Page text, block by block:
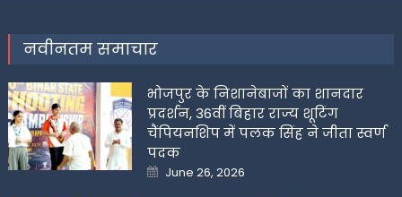
नवीनतम समाचार
भोजपुर के निशानेबाजों का शानदार
प्रदर्शन, 36वीं बिहार राज्य शूटिंग
चैंपियनशिप में पलक सिंह ने जीता स्वर्ण
पदक
Posted
on
June 26, 2026